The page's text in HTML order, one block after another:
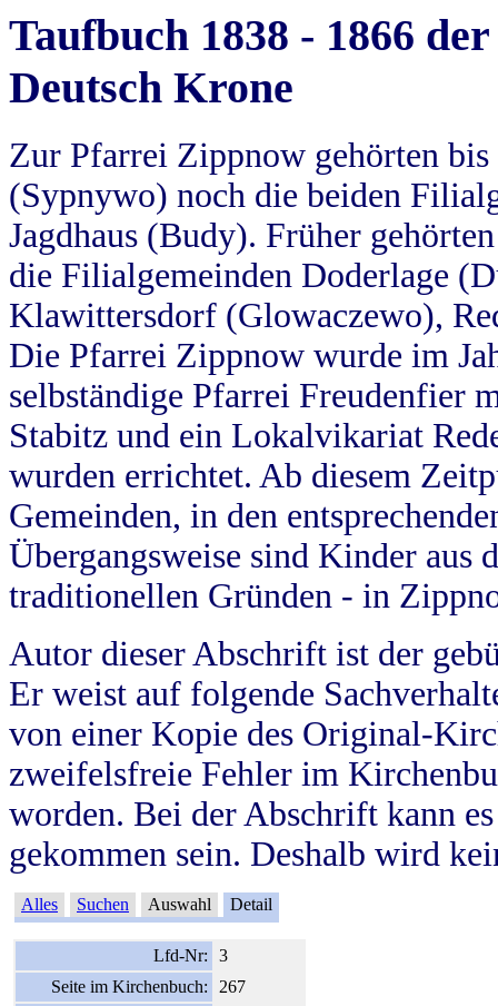
Taufbuch 1838 - 1866
Deutsch Krone
Zur Pfarrei Zippnow gehörten
(Sypnywo) noch die beiden
Jagdhaus (Budy). Früher
die Filialgemeinden Doderlage
Klawittersdorf (Glowaczewo),
Die Pfarrei Zippnow wurde im
selbständige Pfarrei Freudenfier
Stabitz und ein Lokalvikariat
wurden errichtet. Ab diesem
Gemeinden, in den
Übergangsweise sind Kinder aus
traditionellen Gründen - in
Autor dieser Abschrift ist der
Er weist auf folgende
von einer Kopie des Original-
zweifelsfreie Fehler im
worden. Bei der Abschrift kann
gekommen sein. Deshalb wird
Alles Suchen Auswahl Detail
Lfd-Nr:
3
Seite im Kirchenbuch:
267